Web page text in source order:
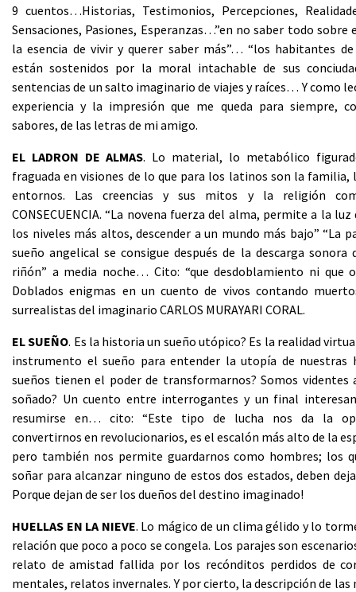
9 cuentos…Historias, Testimonios, Percepciones,
Sensaciones, Pasiones, Esperanzas…”en no saber todo sobre
la esencia de vivir y querer saber más”… “los habitantes
están sostenidos por la moral intachable de sus
sentencias de un salto imaginario de viajes y raíces… Y como
experiencia y la impresión que me queda para siempre,
sabores, de las letras de mi amigo.
EL LADRON DE ALMAS. Lo material, lo metabólico
fraguada en visiones de lo que para los latinos son la familia,
entornos. Las creencias y sus mitos y la religión
CONSECUENCIA. “La novena fuerza del alma, permite a la luz
los niveles más altos, descender a un mundo más bajo” “La
sueño angelical se consigue después de la descarga sonora
riñón” a media noche… Cito: “que desdoblamiento ni que
Doblados enigmas en un cuento de vivos contando
surrealistas del imaginario CARLOS MURAYARI CORAL.
EL SUEÑO. Es la historia un sueño utópico? Es la realidad
instrumento el sueño para entender la utopía de nuestras
sueños tienen el poder de transformarnos? Somos videntes
soñado? Un cuento entre interrogantes y un final
resumirse en… cito: “Este tipo de lucha nos da la
convertirnos en revolucionarios, es el escalón más alto de la
pero también nos permite guardarnos como hombres; los
soñar para alcanzar ninguno de estos dos estados, deben
Porque dejan de ser los dueños del destino imaginado!
HUELLAS EN LA NIEVE. Lo mágico de un clima gélido y lo
relación que poco a poco se congela. Los parajes son
relato de amistad fallida por los recónditos perdidos de
mentales, relatos invernales. Y por cierto, la descripción de las